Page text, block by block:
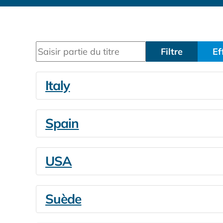
Saisir partie du titre Filtre
Italy
Spain
USA
Suède